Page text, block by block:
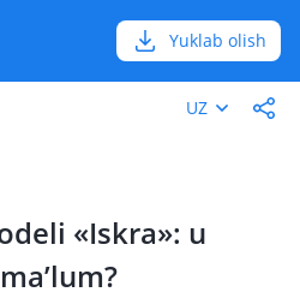
Yuklab olish
UZ
«Iskra»: u